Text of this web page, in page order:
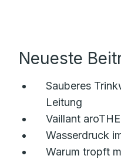
Neueste
Sauberes
Leitung
Vaillant
Wasserdruck
Warum tropft